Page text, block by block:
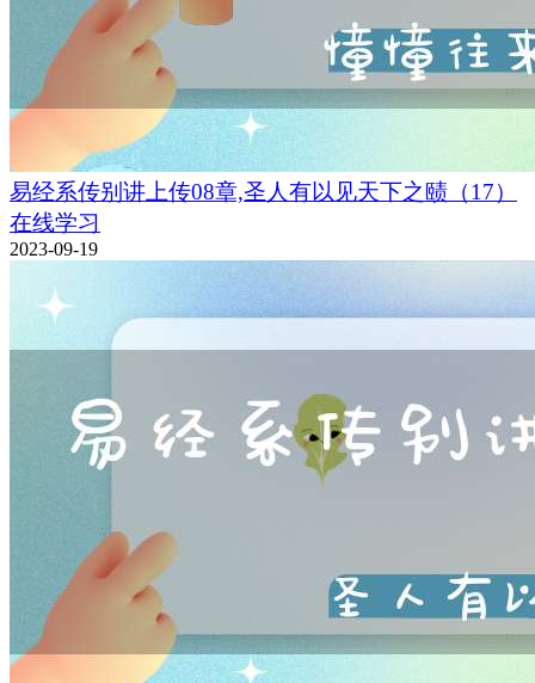
易经系传别讲上传08章,圣人有以见天下之赜（17）
在线学习
2023-09-19